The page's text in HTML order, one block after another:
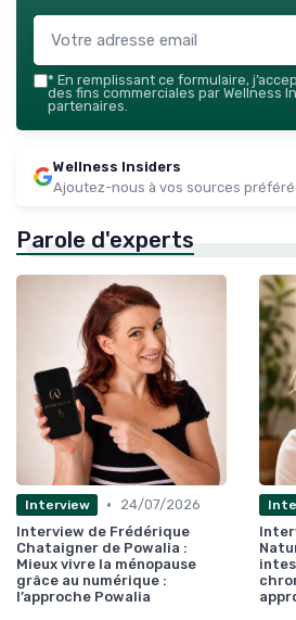
* En remplissant ce formulaire,
des fins commerciales par Wellness
partenaires.
Wellness Insiders
Ajoutez-nous à vos sources
Parole d'experts
Interview •
24/07/2026
Interview de Frédérique
Chataigner de Powalia :
Mieux vivre la ménopause
grâce au numérique :
l’approche Powalia